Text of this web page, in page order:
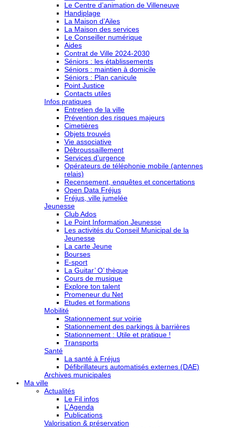
Le Centre d’animation de Villeneuve
Handiplage
La Maison d’Ailes
La Maison des services
Le Conseiller numérique
Aides
Contrat de Ville 2024-2030
Séniors : les établissements
Séniors : maintien à domicile
Séniors : Plan canicule
Point Justice
Contacts utiles
Infos pratiques
Entretien de la ville
Prévention des risques majeurs
Cimetières
Objets trouvés
Vie associative
Débroussaillement
Services d’urgence
Opérateurs de téléphonie mobile (antennes
relais)
Recensement, enquêtes et concertations
Open Data Fréjus
Fréjus, ville jumelée
Jeunesse
Club Ados
Le Point Information Jeunesse
Les activités du Conseil Municipal de la
Jeunesse
La carte Jeune
Bourses
E-sport
La Guitar’ O’ thèque
Cours de musique
Explore ton talent
Promeneur du Net
Etudes et formations
Mobilité
Stationnement sur voirie
Stationnement des parkings à barrières
Stationnement : Utile et pratique !
Transports
Santé
La santé à Fréjus
Défibrillateurs automatisés externes (DAE)
Archives municipales
Ma ville
Actualités
Le Fil infos
L’Agenda
Publications
Valorisation & préservation